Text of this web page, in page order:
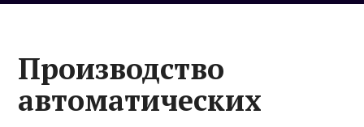
Производство
автоматических